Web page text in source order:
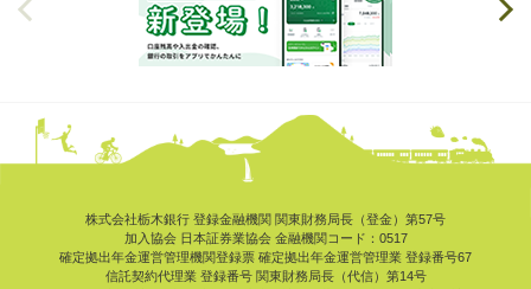
株式会社栃木銀行 登録金融機関 関東財務局長（登金）第57号
加入協会 日本証券業協会 金融機関コード：0517
確定拠出年金運営管理機関登録票 確定拠出年金運営管理業 登録番号67
信託契約代理業 登録番号 関東財務局長（代信）第14号